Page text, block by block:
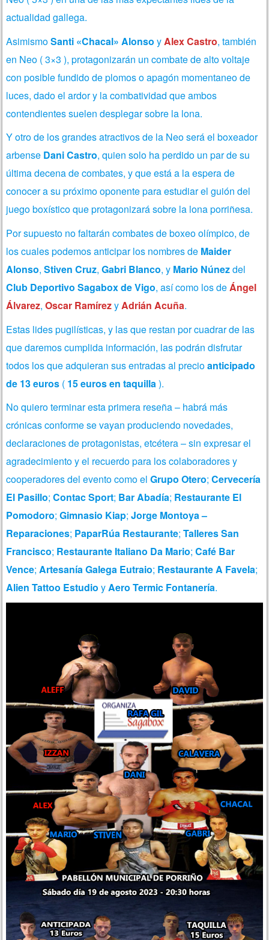
actualidad gallega.
AsimismoSanti «Chacal» Alonso yAlex Castro, también
en Neo ( 3×3 ), protagonizarán un combate de alto voltaje
con posible fundido de plomos o apagón momentaneo de
luces, dado el ardor y la combatividad que ambos
contendientes suelen desplegar sobre la lona.
Y otro de los grandes atractivos de la Neo será el boxeador
arbense Dani Castro, quien solo ha perdido un par de su
última decena de combates, y que está a la espera de
conocer a su próximo oponente para estudiar el guión del
juego boxístico que protagonizará sobre la lona porriñesa.
Por supuesto no faltarán combates de boxeo olímpico, de
los cuales podemos anticipar los nombres de Maider
Alonso,Stiven Cruz,Gabri Blanco, y Mario Núnezdel
Club Deportivo Sagabox de Vigo, así como los deÁngel
Álvarez, Oscar RamírezyAdrián Acuña.
Estas lides pugilísticas, y las que restan por cuadrar de las
que daremos cumplida información, las podrán disfrutar
todos los que adquieran sus entradas al precioanticipado
de 13 euros ( 15 euros en taquilla ).
No quiero terminar esta primera reseña – habrá más
crónicas conforme se vayan produciendo novedades,
declaraciones de protagonistas, etcétera – sin expresar el
agradecimiento y el recuerdo para los colaboradores y
cooperadores del evento como elGrupo Otero;Cervecería
El Pasillo;Contac Sport; Bar Abadía; Restaurante El
Pomodoro;Gimnasio Kiap;Jorge Montoya –
Reparaciones; PaparRúa Restaurante;Talleres San
Francisco; Restaurante Italiano Da Mario;Café Bar
Vence;Artesanía Galega Eutraio; Restaurante A Favela;
Alien Tattoo Estudio yAero Termic Fontanería.